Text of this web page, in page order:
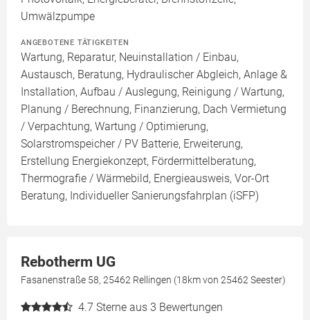
Umwälzpumpe
ANGEBOTENE TÄTIGKEITEN
Wartung, Reparatur, Neuinstallation / Einbau,
Austausch, Beratung, Hydraulischer Abgleich, Anlage &
Installation, Aufbau / Auslegung, Reinigung / Wartung,
Planung / Berechnung, Finanzierung, Dach Vermietung
/ Verpachtung, Wartung / Optimierung,
Solarstromspeicher / PV Batterie, Erweiterung,
Erstellung Energiekonzept, Fördermittelberatung,
Thermografie / Wärmebild, Energieausweis, Vor-Ort
Beratung, Individueller Sanierungsfahrplan (iSFP)
Rebotherm UG
Fasanenstraße 58, 25462 Rellingen (18km von 25462 Seester)
4.7 Sterne aus 3 Bewertungen